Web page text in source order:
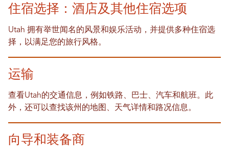
住宿选择：酒店及其他住宿选项
Utah 拥有举世闻名的风景和娱乐活动，并提供多种住宿选
择，以满足您的旅行风格。
运输
查看Utah的交通信息，例如铁路、巴士、汽车和航班。此
外，还可以查找该州的地图、天气详情和路况信息。
向导和装备商